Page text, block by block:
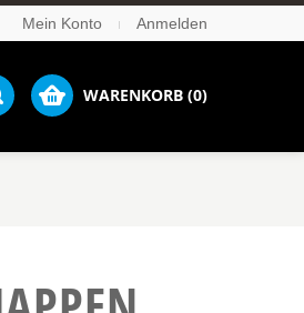
Mein Konto Anmelden
WARENKORB (0)